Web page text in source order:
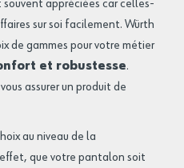
appréciées car celles-
sur soi facilement. Würth
de gammes pour votre métier
et robustesse.
assurer un produit de
au niveau de la
que votre pantalon soit